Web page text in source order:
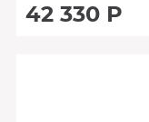
42 330 Р